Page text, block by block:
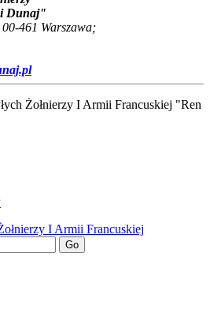
Dunaj"
461 Warszawa;
Żołnierzy I Armii Francuskiej "Ren
Go